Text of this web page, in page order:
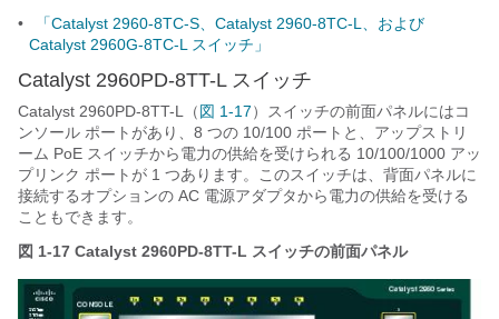
•
「Catalyst 2960-8TC-S、Catalyst 2960-8TC-L、および
Catalyst 2960G-8TC-L スイッチ」
Catalyst 2960PD-8TT-L スイッチ
Catalyst 2960PD-8TT-L（図 1-17）スイッチの前面パネルにはコ
ンソール ポートがあり、8 つの 10/100 ポートと、アップストリ
ーム PoE スイッチから電力の供給を受けられる 10/100/1000 アッ
プリンク ポートが 1 つあります。このスイッチは、背面パネルに
接続するオプションの AC 電源アダプタから電力の供給を受ける
こともできます。
図 1-17 Catalyst 2960PD-8TT-L スイッチの前面パネル